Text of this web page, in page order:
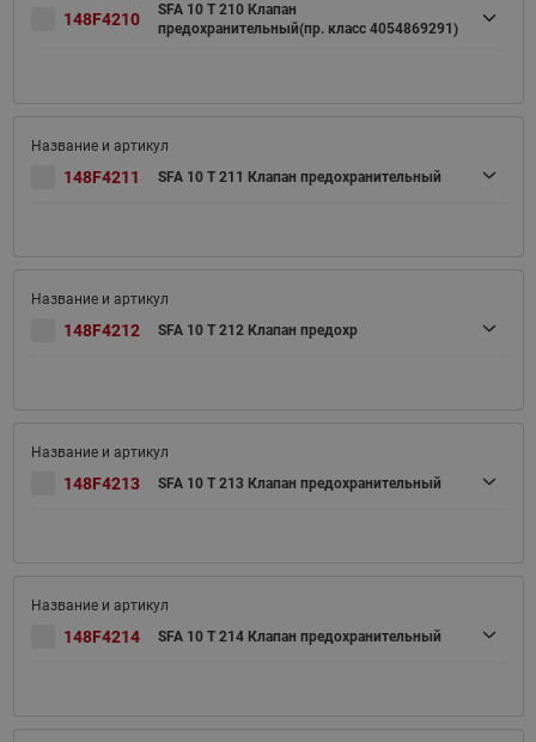
148F4210
SFA 10 T 210 Клапан
предохранительный(пр. класс 4054869291)
148F4211 SFA 10 T 211 Клапан предохранительный
148F4212 SFA 10 T 212 Клапан предохр
148F4213 SFA 10 T 213 Клапан предохранительный
148F4214 SFA 10 T 214 Клапан предохранительный